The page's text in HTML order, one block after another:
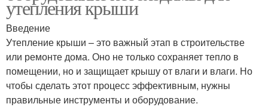
утепления крыши
Введение
Утепление крыши – это важный этап в строительстве
или ремонте дома. Оно не только сохраняет тепло в
помещении, но и защищает крышу от влаги и влаги. Но
чтобы сделать этот процесс эффективным, нужны
правильные инструменты и оборудование.